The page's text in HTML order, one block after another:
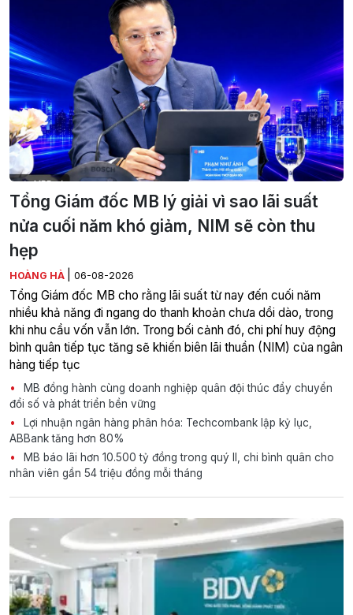
Tổng Giám đốc MB lý giải vì sao lãi suất
nửa cuối năm khó giảm, NIM sẽ còn thu
hẹp
HOÀNG HÀ 06-08-2026
Tổng Giám đốc MB cho rằng lãi suất từ nay đến cuối năm
nhiều khả năng đi ngang do thanh khoản chưa dồi dào, trong
khi nhu cầu vốn vẫn lớn. Trong bối cảnh đó, chi phí huy động
bình quân tiếp tục tăng sẽ khiến biên lãi thuần (NIM) của ngân
hàng tiếp tục
MB đồng hành cùng doanh nghiệp quân đội thúc đẩy chuyển
đổi số và phát triển bền vững
Lợi nhuận ngân hàng phân hóa: Techcombank lập kỷ lục,
ABBank tăng hơn 80%
MB báo lãi hơn 10.500 tỷ đồng trong quý II, chi bình quân cho
nhân viên gần 54 triệu đồng mỗi tháng